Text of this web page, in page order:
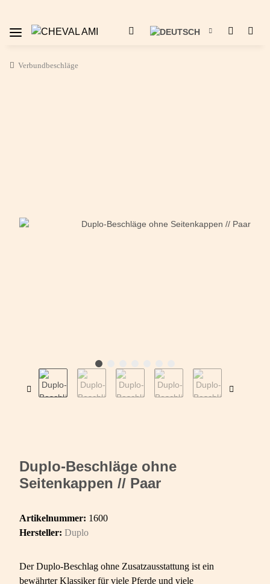
Verbundbeschläge
Duplo-Beschläge ohne
Seitenkappen // Paar
Artikelnummer: 1600
Hersteller: Duplo
Der Duplo-Beschlag ohne Zusatzausstattung ist ein
bewährter Klassiker für viele Pferde und viele